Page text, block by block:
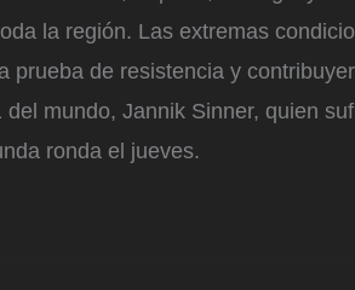
la región. Las extremas
prueba de resistencia y
mundo, Jannik Sinner, quien
ronda el jueves.